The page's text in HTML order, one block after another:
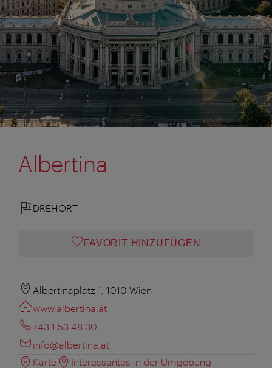
Albertina
DREHORT
FAVORIT HINZUFÜGEN
Albertinaplatz 1, 1010 Wien
www.albertina.at
+43 1 53 48 30
info@albertina.at
Karte
Interessantes in der Umgebung